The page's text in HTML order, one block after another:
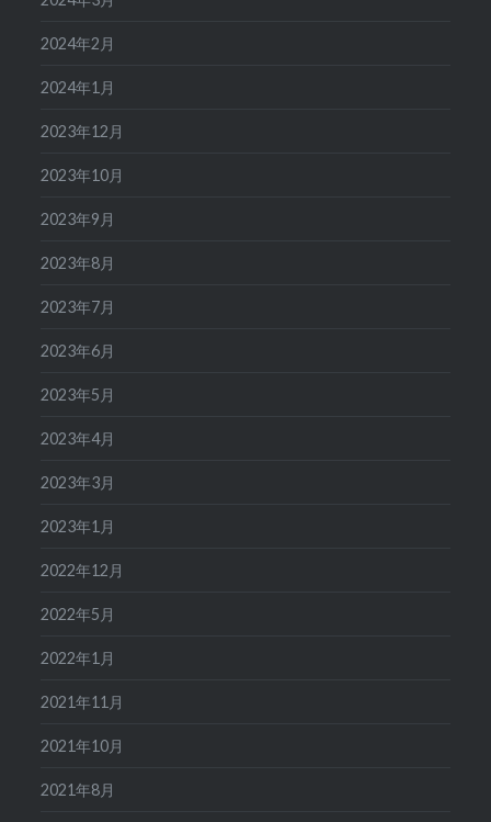
2024年2月
2024年1月
2023年12月
2023年10月
2023年9月
2023年8月
2023年7月
2023年6月
2023年5月
2023年4月
2023年3月
2023年1月
2022年12月
2022年5月
2022年1月
2021年11月
2021年10月
2021年8月